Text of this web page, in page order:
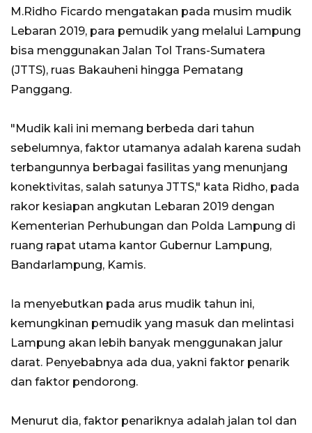
M.Ridho Ficardo mengatakan pada musim mudik
Lebaran 2019, para pemudik yang melalui Lampung
bisa menggunakan Jalan Tol Trans-Sumatera
(JTTS), ruas Bakauheni hingga Pematang
Panggang.
"Mudik kali ini memang berbeda dari tahun
sebelumnya, faktor utamanya adalah karena sudah
terbangunnya berbagai fasilitas yang menunjang
konektivitas, salah satunya JTTS," kata Ridho, pada
rakor kesiapan angkutan Lebaran 2019 dengan
Kementerian Perhubungan dan Polda Lampung di
ruang rapat utama kantor Gubernur Lampung,
Bandarlampung, Kamis.
Ia menyebutkan pada arus mudik tahun ini,
kemungkinan pemudik yang masuk dan melintasi
Lampung akan lebih banyak menggunakan jalur
darat. Penyebabnya ada dua, yakni faktor penarik
dan faktor pendorong.
Menurut dia, faktor penariknya adalah jalan tol dan